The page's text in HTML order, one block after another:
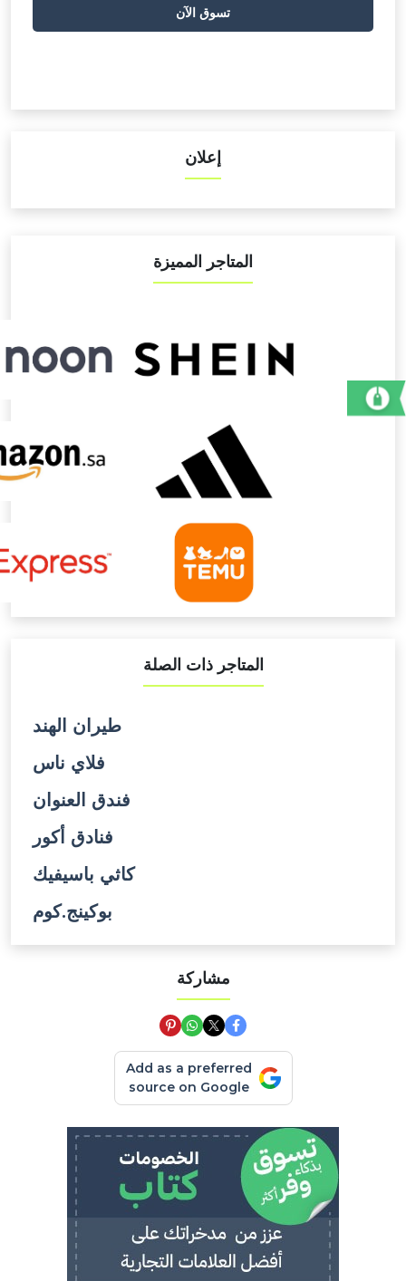
تسوق الآن
المتاجر المميزة
المتاجر ذات الصلة
طيران الهند
فلاي ناس
فندق العنوان
فنادق أكور
كاثي باسيفيك
بوكينج.كوم
مشاركة
Add as a preferred
source on Google